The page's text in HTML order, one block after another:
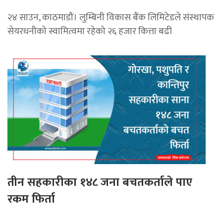
२४ साउन, काठमाडौं। लुम्बिनी विकास बैंक लिमिटेडले संस्थापक
सेयरधनीको स्वामित्वमा रहेको २६ हजार कित्ता बढी
तीन सहकारीका १४८ जना बचतकर्ताले पाए
रकम फिर्ता